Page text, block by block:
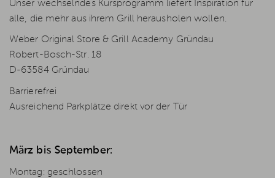
Unser wechselndes Kursprogramm liefert Inspiration für
alle, die mehr aus ihrem Grill herausholen wollen.
Weber Original Store & Grill Academy Gründau
Robert-Bosch-Str. 18
D-63584 Gründau
Barrierefrei
Ausreichend Parkplätze direkt vor der Tür
März bis September:
Montag: geschlossen